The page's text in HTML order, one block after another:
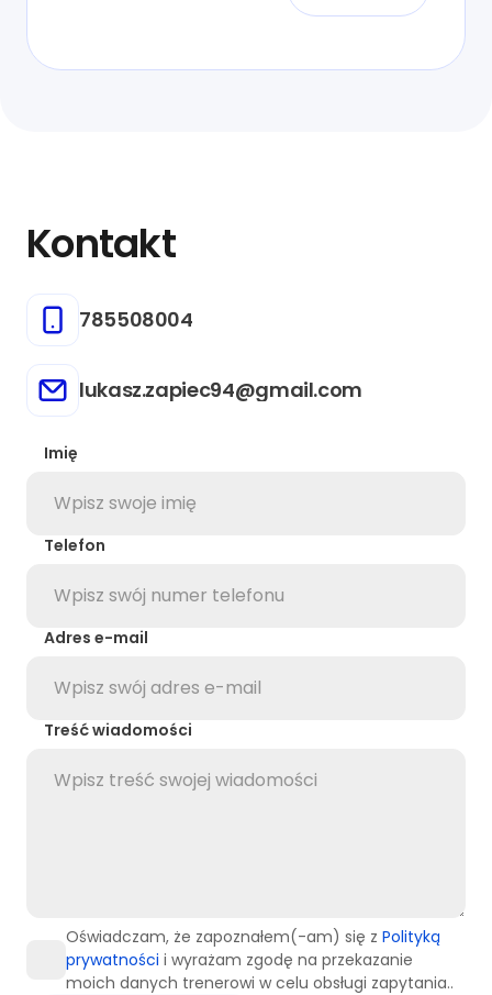
Kontakt
785508004
lukasz.zapiec94@gmail.com
Imię
Telefon
Adres e-mail
Treść wiadomości
Oświadczam, że zapoznałem(-am) się z Polityką
prywatności i wyrażam zgodę na przekazanie
moich danych trenerowi w celu obsługi zapytania..